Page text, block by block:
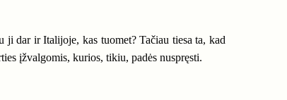
ji dar ir Italijoje, kas tuomet? Tačiau tiesa ta, kad
įžvalgomis, kurios, tikiu, padės nuspręsti.